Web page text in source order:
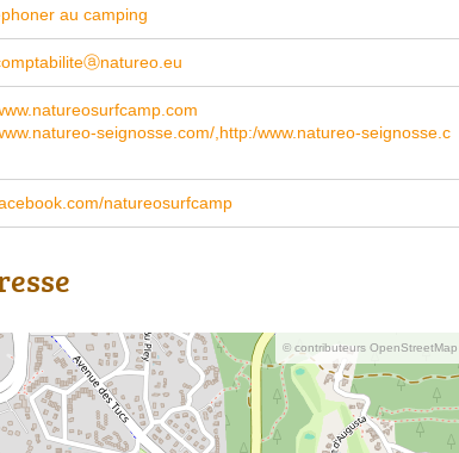
au camping
seignosse.com/,http:/www.natureo-seignosse.c
natureosurfcamp
© contributeurs OpenStreetMap